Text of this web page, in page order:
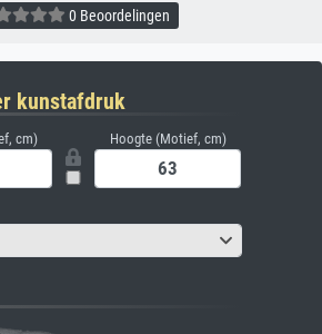
0 Beoordelingen
kunstafdruk
cm) Hoogte (Motief, cm)